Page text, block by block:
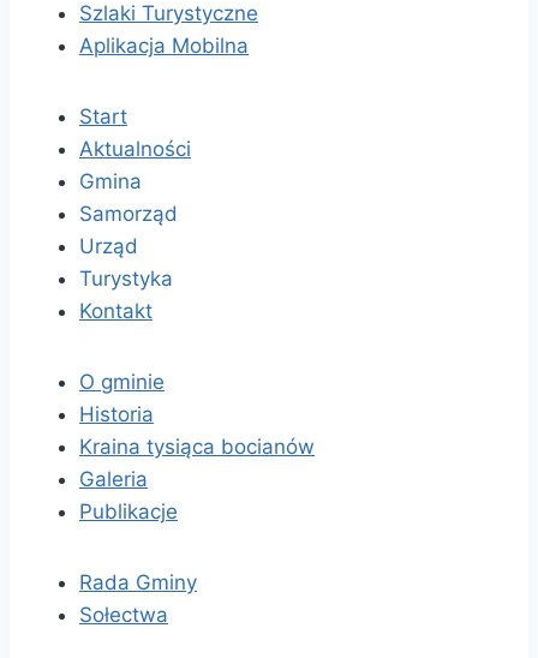
Szlaki Turystyczne
Aplikacja Mobilna
Start
Aktualności
Gmina
Samorząd
Urząd
Turystyka
Kontakt
O gminie
Historia
Kraina tysiąca bocianów
Galeria
Publikacje
Rada Gminy
Sołectwa